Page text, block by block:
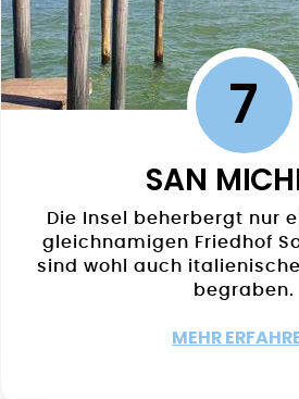
7
SAN
Die Insel beherbergt nur
gleichnamigen Friedhof
sind wohl auch
begraben.
MEHR